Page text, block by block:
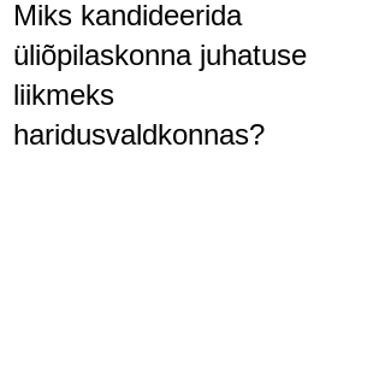
Miks kandideerida
üliõpilaskonna juhatuse
liikmeks
haridusvaldkonnas?